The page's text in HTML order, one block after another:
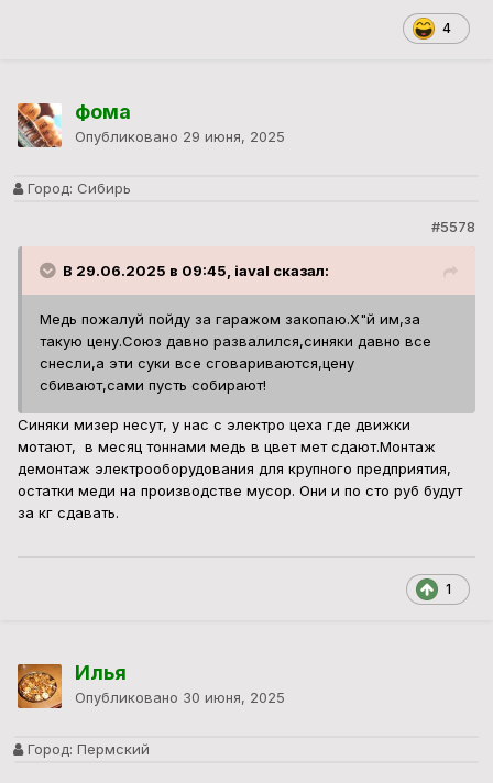
4
фома
Опубликовано 29 июня, 2025
Город: Сибирь
#5578
В 29.06.2025 в 09:45, iaval сказал:
Медь пожалуй пойду за гаражом закопаю.Х"й им,за
такую цену.Союз давно развалился,синяки давно все
снесли,а эти суки все сговариваются,цену
сбивают,сами пусть собирают!
Синяки мизер несут, у нас с электро цеха где движки
мотают, в месяц тоннами медь в цвет мет сдают.Монтаж
демонтаж электрооборудования для крупного предприятия,
остатки меди на производстве мусор. Они и по сто руб будут
за кг сдавать.
1
Илья
Опубликовано 30 июня, 2025
Город: Пермский